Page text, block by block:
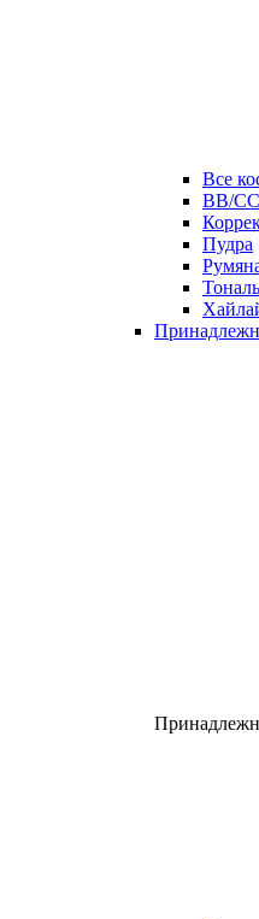
Все
ВВ/СС
Пудра